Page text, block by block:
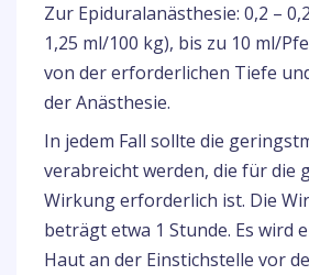
Zur Epiduralanästhesie: 0,2 –
1,25 ml/100 kg), bis zu 10 ml/
von der erforderlichen Tiefe
der Anästhesie.
In jedem Fall sollte die
verabreicht werden, die für die
Wirkung erforderlich ist. Die
beträgt etwa 1 Stunde. Es wird
Haut an der Einstichstelle vor